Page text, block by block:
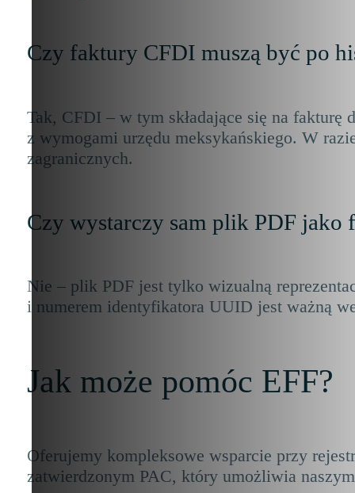
Czy faktury CFDI muszą być po
Tak, CFDI – w tym składające się na
z wymogami urzędu meksykańskiego. W
zagranicznych.
Czy wystarczy sam plik PDF jako
Nie – plik PDF jest tylko wizualną
i numerem identyfikatora UUID jest ważną
Jak może pomóc EFF?
Oferujemy kompleksowe wsparcie przy
zatwierdzonym PAC, który umożliwia